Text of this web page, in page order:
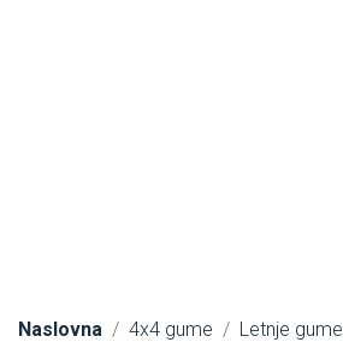
Naslovna 4x4 gume Letnje gume